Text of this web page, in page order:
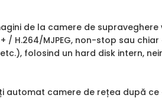
de la camere de
/ H.264/MJPEG, non-stop sau
folosind un hard disk intern,
automat camere de rețea după ce